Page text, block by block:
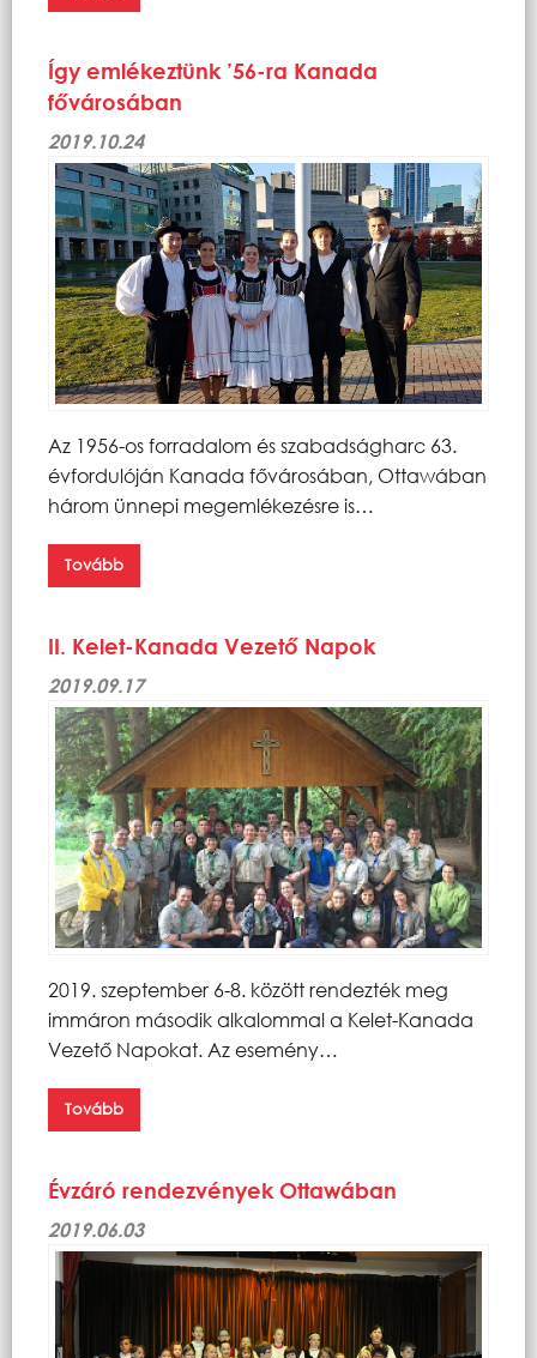
Így emlékeztünk ’56-ra Kanada
fővárosában
2019.10.24
Az 1956-os forradalom és szabadságharc 63.
évfordulóján Kanada fővárosában, Ottawában
három ünnepi megemlékezésre is…
Tovább
II. Kelet-Kanada Vezető Napok
2019.09.17
2019. szeptember 6-8. között rendezték meg
immáron második alkalommal a Kelet-Kanada
Vezető Napokat. Az esemény…
Tovább
Évzáró rendezvények Ottawában
2019.06.03